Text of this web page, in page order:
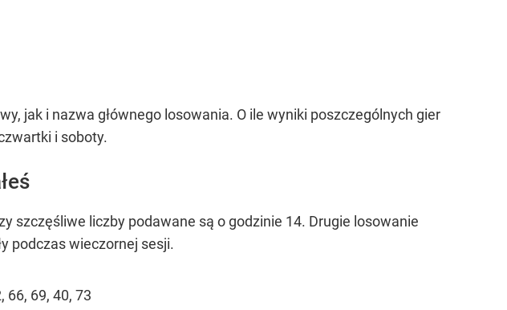
jak i nazwa głównego losowania. O ile wyniki poszczególnych gier
i soboty.
szczęśliwe liczby podawane są o godzinie 14. Drugie losowanie
podczas wieczornej sesji.
66, 69, 40, 73